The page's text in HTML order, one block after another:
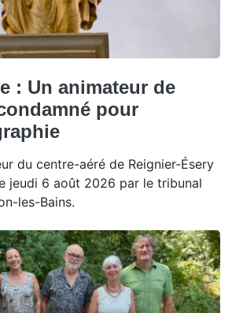
: Un animateur de
pour
du centre-aéré de Reignier-Ésery
jeudi 6 août 2026 par le tribunal
les-Bains.